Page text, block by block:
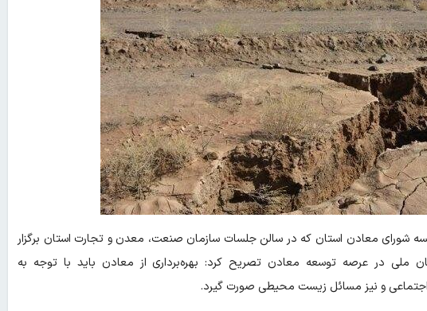
شورای معادن استان که در سالن جلسات سازمان صنعت، معدن و تجارت استان برگزار
ملی در عرصه توسعه معادن تصریح کرد: بهره‌برداری از معادن باید با توجه به
و نیز مسائل زیست محیطی صورت گیرد.